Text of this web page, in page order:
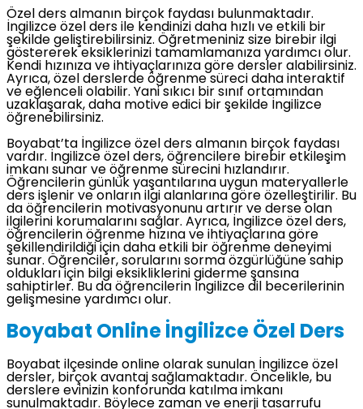
Özel ders almanın birçok faydası bulunmaktadır.
İngilizce özel ders ile kendinizi daha hızlı ve etkili bir
şekilde geliştirebilirsiniz. Öğretmeniniz size birebir ilgi
göstererek eksiklerinizi tamamlamanıza yardımcı olur.
Kendi hızınıza ve ihtiyaçlarınıza göre dersler alabilirsiniz.
Ayrıca, özel derslerde öğrenme süreci daha interaktif
ve eğlenceli olabilir. Yani sıkıcı bir sınıf ortamından
uzaklaşarak, daha motive edici bir şekilde İngilizce
öğrenebilirsiniz.
Boyabat’ta İngilizce özel ders almanın birçok faydası
vardır. İngilizce özel ders, öğrencilere birebir etkileşim
imkanı sunar ve öğrenme sürecini hızlandırır.
Öğrencilerin günlük yaşantılarına uygun materyallerle
ders işlenir ve onların ilgi alanlarına göre özelleştirilir. Bu
da öğrencilerin motivasyonunu artırır ve derse olan
ilgilerini korumalarını sağlar. Ayrıca, İngilizce özel ders,
öğrencilerin öğrenme hızına ve ihtiyaçlarına göre
şekillendirildiği için daha etkili bir öğrenme deneyimi
sunar. Öğrenciler, sorularını sorma özgürlüğüne sahip
oldukları için bilgi eksikliklerini giderme şansına
sahiptirler. Bu da öğrencilerin İngilizce dil becerilerinin
gelişmesine yardımcı olur.
Boyabat Online İngilizce Özel Ders
Boyabat ilçesinde online olarak sunulan İngilizce özel
dersler, birçok avantaj sağlamaktadır. Öncelikle, bu
derslere evinizin konforunda katılma imkanı
sunulmaktadır. Böylece zaman ve enerji tasarrufu